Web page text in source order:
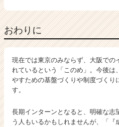
おわりに
現在では東京のみならず、大阪での
れているという「このめ」。今後は
やすための基盤づくりや制度づくり
す。
長期インターンとなると、明確な志
う人もいるかもしれませんが、「『